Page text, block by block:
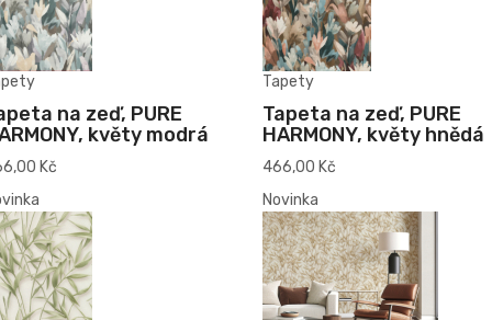
na zeď, PURE
květy modrá
Kč
Tapety
Tapeta na zeď, PURE
HARMONY, květy hnědá
466,00 Kč
Novinka